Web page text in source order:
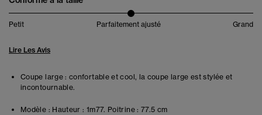
Petit Parfaitement ajusté Grand
Lire Les Avis
Coupe large : confortable et cool, la coupe large est stylée et
incontournable.
Modèle : Hauteur : 1m77. Poitrine : 77.5 cm